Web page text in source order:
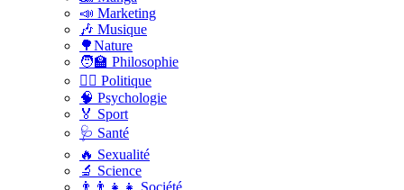
📣 Marketing
🎶 Musique
🌳Nature
🧑‍🏫 Philosophie
👨‍⚖️ Politique
🧠 Psychologie
🏅 Sport
🩺 Santé
🔥 Sexualité
🔬 Science